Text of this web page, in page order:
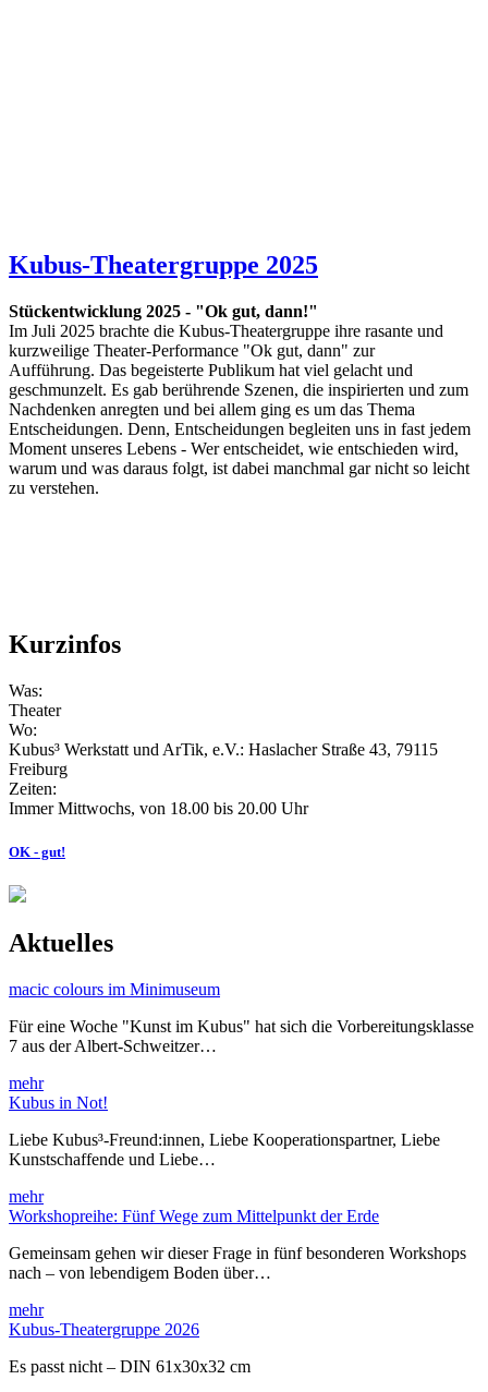
Kubus-Theatergruppe 2025
Stückentwicklung 2025 - "Ok gut, dann!"
Im Juli 2025 brachte die Kubus-Theatergruppe ihre rasante und
kurzweilige Theater-Performance "Ok gut, dann" zur
Aufführung. Das begeisterte Publikum hat viel gelacht und
geschmunzelt. Es gab berührende Szenen, die inspirierten und zum
Nachdenken anregten und bei allem ging es um das Thema
Entscheidungen. Denn, Entscheidungen begleiten uns in fast jedem
Moment unseres Lebens - Wer entscheidet, wie entschieden wird,
warum und was daraus folgt, ist dabei manchmal gar nicht so leicht
zu verstehen.
Kurzinfos
Was:
Theater
Wo:
Kubus³ Werkstatt und ArTik, e.V.: Haslacher Straße 43, 79115
Freiburg
Zeiten:
Immer Mittwochs, von 18.00 bis 20.00 Uhr
OK - gut!
Aktuelles
macic colours im Minimuseum
Für eine Woche "Kunst im Kubus" hat sich die Vorbereitungsklasse
7 aus der Albert-Schweitzer…
mehr
Kubus in Not!
Liebe Kubus³-Freund:innen, Liebe Kooperationspartner, Liebe
Kunstschaffende und Liebe…
mehr
Workshopreihe: Fünf Wege zum Mittelpunkt der Erde
Gemeinsam gehen wir dieser Frage in fünf besonderen Workshops
nach – von lebendigem Boden über…
mehr
Kubus-Theatergruppe 2026
Es passt nicht – DIN 61x30x32 cm